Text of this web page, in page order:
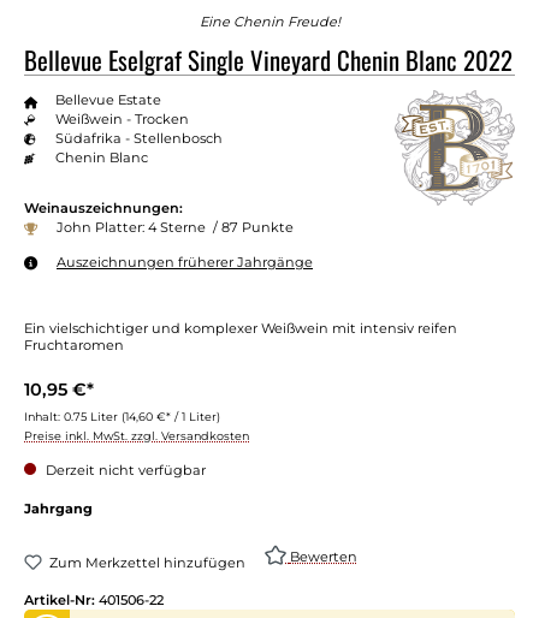
Eine Chenin Freude!
Bellevue Eselgraf Single Vineyard Chenin Blanc 2022
Bellevue Estate
Weißwein - Trocken
Südafrika - Stellenbosch
Chenin Blanc
Weinauszeichnungen:
John Platter: 4 Sterne / 87 Punkte
Auszeichnungen früherer Jahrgänge
Ein vielschichtiger und komplexer Weißwein mit intensiv reifen
Fruchtaromen
10,95 €*
Inhalt: 0.75 Liter (14,60 €* / 1 Liter)
Preise inkl. MwSt. zzgl. Versandkosten
Derzeit nicht verfügbar
Jahrgang
Zum Merkzettel hinzufügen Bewerten
Artikel-Nr: 401506-22